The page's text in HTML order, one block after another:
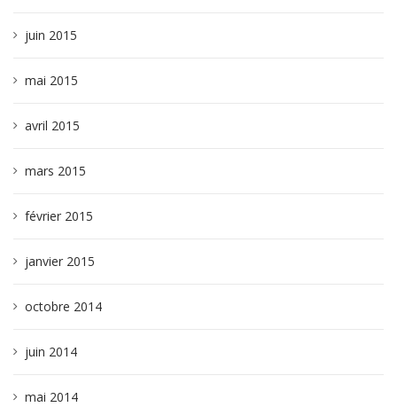
juin 2015
mai 2015
avril 2015
mars 2015
février 2015
janvier 2015
octobre 2014
juin 2014
mai 2014